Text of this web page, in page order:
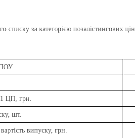
списку за категорією позалістингових
1 ЦП, грн.
шт.
випуску, грн.